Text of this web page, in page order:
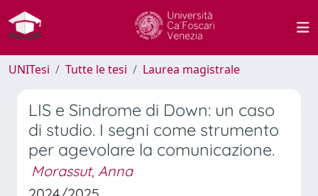
UNITesi Tutte le tesi Laurea magistrale
LIS e Sindrome di Down: un caso
di studio. I segni come strumento
per agevolare la comunicazione.
Morassut, Anna